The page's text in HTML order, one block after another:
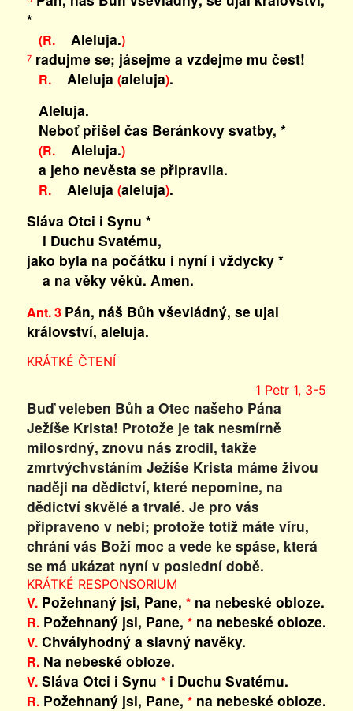
*
(R.Aleluja.)
7radujme se; jásejme a vzdejme mu čest!
R.Aleluja (aleluja).
Aleluja.
Neboť přišel čas Beránkovy svatby, *
(R.Aleluja.)
a jeho nevěsta se připravila.
R.Aleluja (aleluja).
Sláva Otci i Synu *
i Duchu Svatému,
jako byla na počátku i nyní i vždycky *
a na věky věků. Amen.
Ant. 3 Pán, náš Bůh vševládný, se ujal
království, aleluja.
KRÁTKÉ ČTENÍ
1 Petr 1, 3-5
Buď veleben Bůh a Otec našeho Pána
Ježíše Krista! Protože je tak nesmírně
milosrdný, znovu nás zrodil, takže
zmrtvýchvstáním Ježíše Krista máme živou
naději na dědictví, které nepomine, na
dědictví skvělé a trvalé. Je pro vás
připraveno v nebi; protože totiž máte víru,
chrání vás Boží moc a vede ke spáse, která
se má ukázat nyní v poslední době.
KRÁTKÉ RESPONSORIUM
V.Požehnaný jsi, Pane, *na nebeské obloze.
R.Požehnaný jsi, Pane, *na nebeské obloze.
V.Chvályhodný a slavný navěky.
R.Na nebeské obloze.
V.Sláva Otci i Synu *i Duchu Svatému.
R.Požehnaný jsi, Pane, *na nebeské obloze.